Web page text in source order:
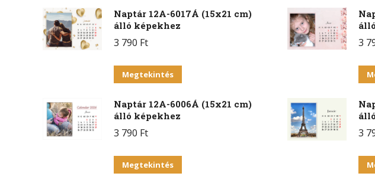
Naptár 12A-6017Á (15x21 cm)
álló képekhez
3 790 Ft
Megtekintés
terméknek
3
Naptár 12A-6006Á (15x21 cm)
álló képekhez
3 790 Ft
Megtekintés
3